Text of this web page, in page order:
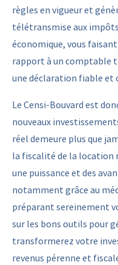
règles en vigueur et
télétransmise aux
économique, vous
rapport à un comptable
une déclaration fiable et
Le Censi-Bouvard est
nouveaux
réel demeure plus que
la fiscalité de la location
une puissance et des
notamment grâce au
préparant sereinement
sur les bons outils pour
transformerez votre
revenus pérenne et